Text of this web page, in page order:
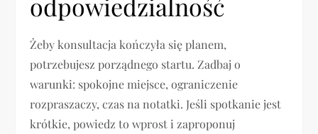
Żeby konsultacja kończyła się planem,
potrzebujesz porządnego startu. Zadbaj o
warunki: spokojne miejsce, ograniczenie
rozpraszaczy, czas na notatki. Jeśli spotkanie jest
krótkie, powiedz to wprost i zaproponuj